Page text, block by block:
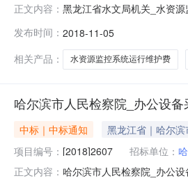
正文内容： 黑龙江省水文局机关_水资
电话：13613607138采购项
发布时间： 2018-11-05
相关产品：
水资源监控系统运行维护费
哈尔滨市人民检察院_办公设备
中标｜中标通知
黑龙江省｜哈尔
项目编号： [2018]2607 招标单位：
正文内容： 哈尔滨市人民检察院_办公